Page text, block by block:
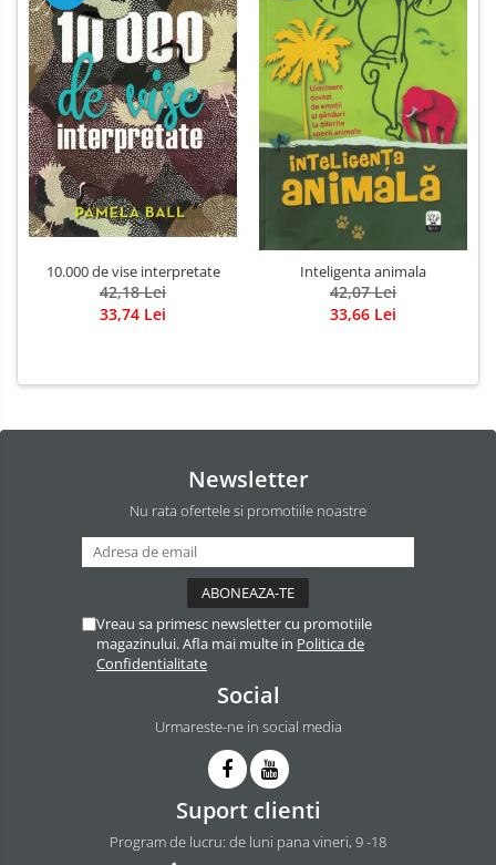
10.000 de vise interpretate
42,18 Lei
33,74 Lei
Inteligenta animala
42,07 Lei
33,66 Lei
Newsletter
Nu rata ofertele si promotiile noastre
Vreau sa primesc newsletter cu promotiile
magazinului. Afla mai multe in Politica de
Confidentialitate
Social
Urmareste-ne in social media
Suport clienti
Program de lucru: de luni pana vineri, 9 -18